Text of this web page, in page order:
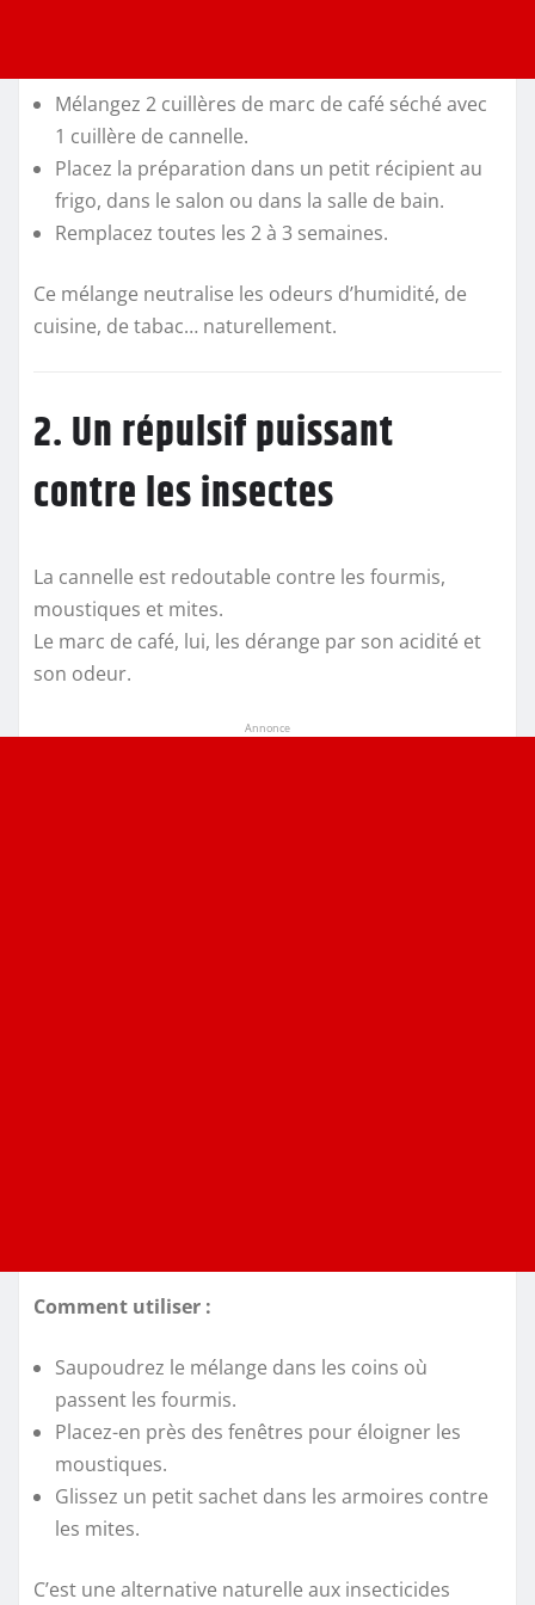
Mélangez 2 cuillères de marc de café séché avec
1 cuillère de cannelle.
Placez la préparation dans un petit récipient au
frigo, dans le salon ou dans la salle de bain.
Remplacez toutes les 2 à 3 semaines.
Ce mélange neutralise les odeurs d’humidité, de
cuisine, de tabac… naturellement.
2. Un répulsif puissant
contre les insectes
La cannelle est redoutable contre les fourmis,
moustiques et mites.
Le marc de café, lui, les dérange par son acidité et
son odeur.
Annonce
Comment utiliser :
Saupoudrez le mélange dans les coins où
passent les fourmis.
Placez-en près des fenêtres pour éloigner les
moustiques.
Glissez un petit sachet dans les armoires contre
les mites.
C’est une alternative naturelle aux insecticides